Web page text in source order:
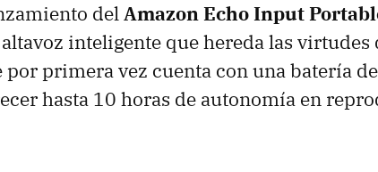
delAmazon Echo Input
inteligente que hereda las virtudes
por primera vez cuenta con una batería
hasta 10 horas de autonomía en